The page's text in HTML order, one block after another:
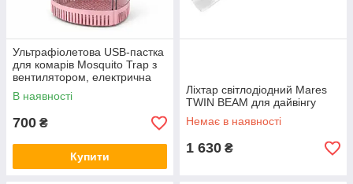
Ультрафіолетова USB-пастка
для комарів Mosquito Trap з
вентилятором, електрична
пастка для комах
В наявності
700 ₴
Купити
Ліхтар світлодіодний Mares
TWIN BEAM для дайвінгу
Немає в наявності
1 630 ₴